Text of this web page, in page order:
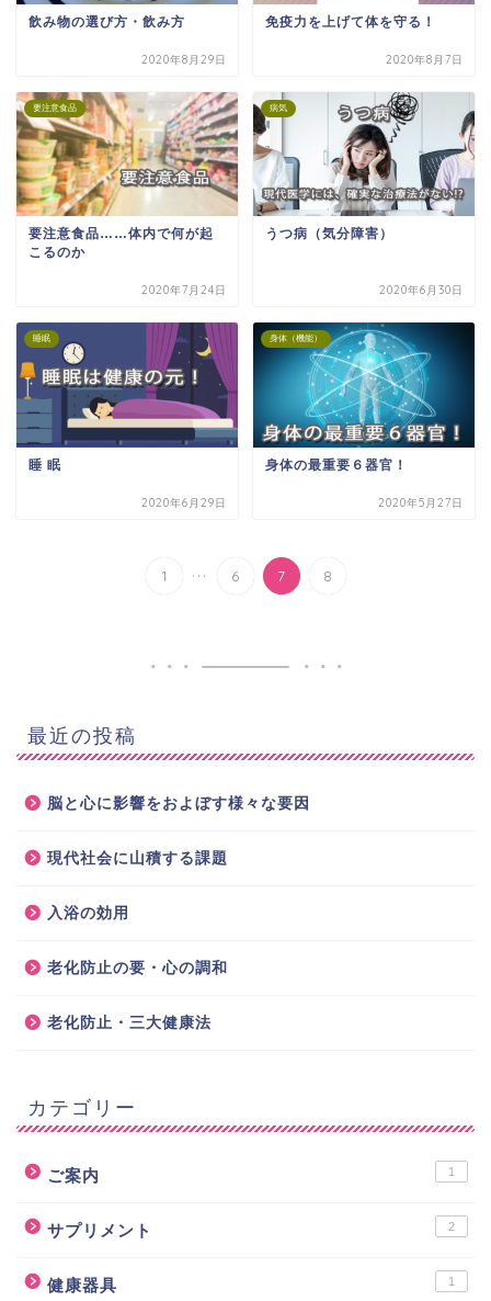
飲み物の選び方・飲み方
2020年8月29日
免疫力を上げて体を守る！
2020年8月7日
要注意食品
要注意食品……体内で何が起
こるのか
2020年7月24日
病気
うつ病（気分障害）
2020年6月30日
睡眠
睡 眠
2020年6月29日
身体（機能）
身体の最重要６器官！
2020年5月27日
1 ... 6 7 8
最近の投稿
脳と心に影響をおよぼす様々な要因
現代社会に山積する課題
入浴の効用
老化防止の要・心の調和
老化防止・三大健康法
カテゴリー
ご案内 1
サプリメント 2
健康器具 1